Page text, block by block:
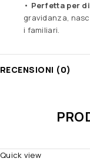
• Perfetta per
gravidanza,
i familiari.
RECENSIONI (0)
Quick view